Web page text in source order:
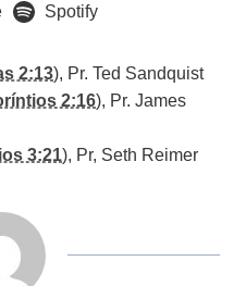
Spotify
2:13), Pr. Ted Sandquist
2:16), Pr. James
3:21), Pr, Seth Reimer